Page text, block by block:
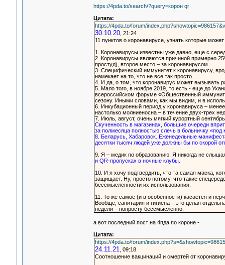
https://4pda.to/search/?query=корон qr
Цитата:
https://4pda.to/forum/
30.10.20, 21:24
11 пунктов о коронавирусе, узнать которые
1. Коронавирусы известны уже давно, еще с
2. Коронавирусы являются причиной примерно
простуд), второе место – за коронавирусом.
3. Специфический иммунитет к коронавирусу,
намекает на то, что не все так просто.
4. И да, о том, что коронавирус может вызывать
5. Мало того, в ноябре 2019, то есть - еще до
всероссийском форуме «Общественный
сезону. Иными словами, как мы видим, и в
6. Инкубационный период у коронавируса –
настолько молниеносна – в течение двух-трех
7. Июль, август, очень мягкий курортный
Скученность в магазинах, большие очереди
за полмесяца полностью слечь в больничку «под
8. Беларусь, Хабаровск. Еженедельные
десятки тысяч людей уже должны бы по скорой
9. Я – медик по образованию. Я никогда не
и QR-пропусках в ночные клубы.
10. И я хочу подтвердить, что та самая маска,
защищает. Ну, просто потому, что такие
бессмысленности их использования.
11. То же самое (и в особенности) касается и
Вообще, санитария и гигиена – это целая
недели – попросту бессмысленно.
а вот последний пост на 4пда по короне -
Цитата:
https://4pda.to/forum/
24.11.21 , 09:18
Соотношение вакцинаций и смертей от